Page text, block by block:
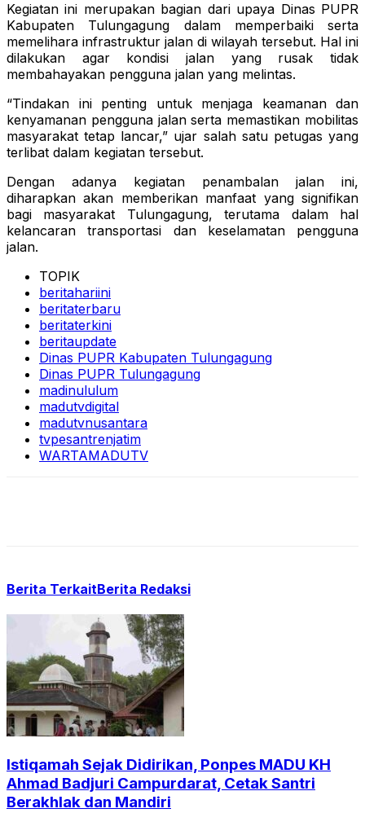
Kegiatan ini merupakan bagian dari upaya Dinas PUPR
Kabupaten Tulungagung dalam memperbaiki serta
memelihara infrastruktur jalan di wilayah tersebut. Hal ini
dilakukan agar kondisi jalan yang rusak tidak
membahayakan pengguna jalan yang melintas.
“Tindakan ini penting untuk menjaga keamanan dan
kenyamanan pengguna jalan serta memastikan mobilitas
masyarakat tetap lancar,” ujar salah satu petugas yang
terlibat dalam kegiatan tersebut.
Dengan adanya kegiatan penambalan jalan ini,
diharapkan akan memberikan manfaat yang signifikan
bagi masyarakat Tulungagung, terutama dalam hal
kelancaran transportasi dan keselamatan pengguna
jalan.
TOPIK
beritahariini
beritaterbaru
beritaterkini
beritaupdate
Dinas PUPR Kabupaten Tulungagung
Dinas PUPR Tulungagung
madinululum
madutvdigital
madutvnusantara
tvpesantrenjatim
WARTAMADUTV
Berita TerkaitBerita Redaksi
Istiqamah Sejak Didirikan, Ponpes MADU KH
Ahmad Badjuri Campurdarat, Cetak Santri
Berakhlak dan Mandiri